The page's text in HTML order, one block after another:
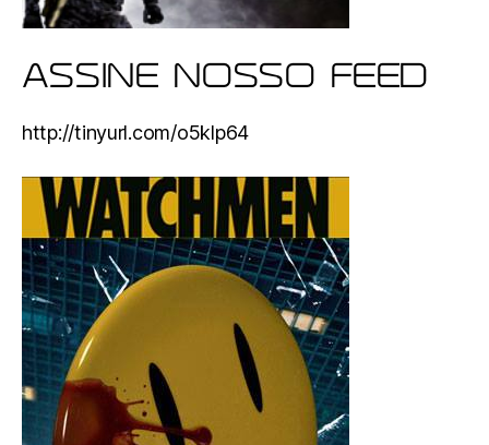
ASSINE NOSSO FEED
http://tinyurl.com/o5klp64